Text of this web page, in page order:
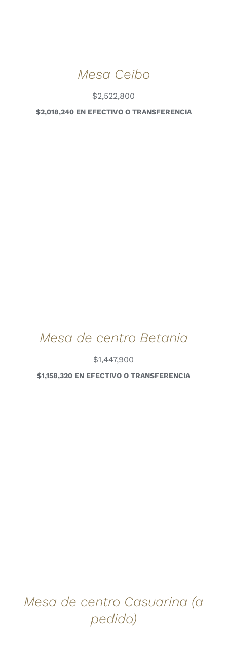
Mesa Ceibo
$2,522,800
$2,018,240 EN EFECTIVO O TRANSFERENCIA
Mesa de centro Betania
$1,447,900
$1,158,320 EN EFECTIVO O TRANSFERENCIA
Mesa de centro Casuarina (a
pedido)